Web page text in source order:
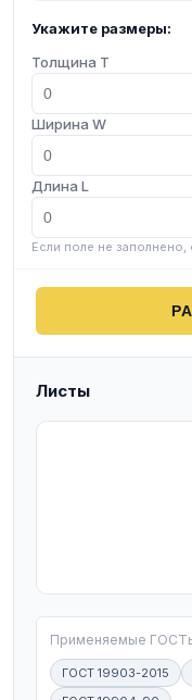
Укажите размеры:
Толщина T
Ширина W
Длина L
Если поле не заполнено,
Листы
Применяемые
ГОСТ 19903-2015